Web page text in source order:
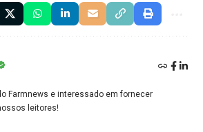
Farmnews e interessado em fornecer
leitores!